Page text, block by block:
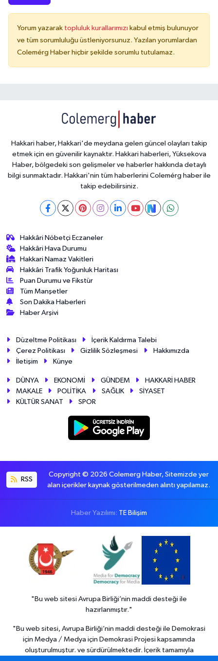
Yorum yazarak topluluk kurallarımızı kabul etmiş bulunuyor
ve tüm sorumluluğu üstleniyorsunuz. Yazılan yorumlardan
Colemérg Haber hiçbir şekilde sorumlu tutulamaz.
Hakkari haber, Hakkari'de meydana gelen güncel olayları takip
etmek için en güvenilir kaynaktır. Hakkari haberleri, Yüksekova
Haber, bölgedeki son gelişmeler ve haberler hakkında detaylı
bilgi sunmaktadır. Hakkari'nin tüm haberlerini Colemérg haber ile
takip edebilirsiniz.
Hakkâri Nöbetçi Eczaneler
Hakkâri Hava Durumu
Hakkari Namaz Vakitleri
Hakkâri Trafik Yoğunluk Haritası
Puan Durumu ve Fikstür
Tüm Manşetler
Son Dakika Haberleri
Haber Arşivi
Düzeltme Politikası
İçerik Kaldırma Talebi
Çerez Politikası
Gizlilik Sözleşmesi
Hakkımızda
İletişim
Künye
DÜNYA EKONOMİ GÜNDEM
HAKKARİ HABER
MAKALE
POLİTİKA SAĞLIK
SİYASET
KÜLTÜR SANAT
SPOR
RSS
Copyright © 2026 Colemerg Haber, Sitemizde yer
alan içerikler kaynak gösterilmeden alıntı yapılamaz.
Haber Yazılımı: TE Bilişim
"Bu web sitesi Avrupa Birliği’nin maddi desteği ile
hazırlanmıştır."
"Bu web sitesi, Avrupa Birliği’nin maddi desteği ile Demokrasi
için Medya / Medya için Demokrasi Projesi kapsamında
oluşturulmuştur. ve sürdürülmektedir. İçerik tamamıyla